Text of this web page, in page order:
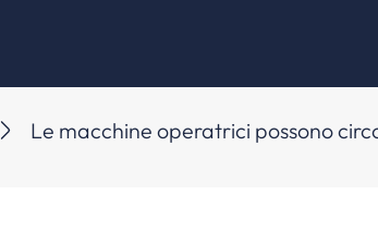
Le macchine operatrici possono